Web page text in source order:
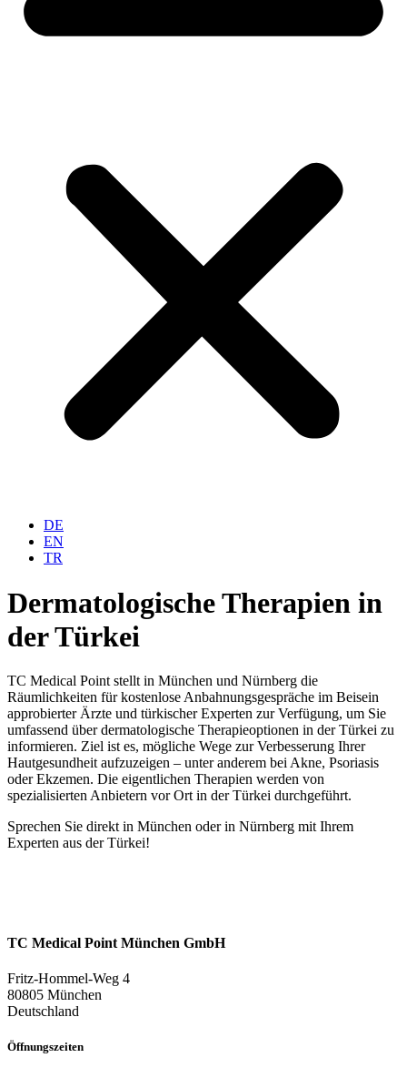
DE
EN
TR
Dermatologische Therapien in
der Türkei
TC Medical Point stellt in München und Nürnberg die
Räumlichkeiten für kostenlose Anbahnungsgespräche im Beisein
approbierter Ärzte und türkischer Experten zur Verfügung, um Sie
umfassend über dermatologische Therapieoptionen in der Türkei zu
informieren. Ziel ist es, mögliche Wege zur Verbesserung Ihrer
Hautgesundheit aufzuzeigen – unter anderem bei Akne, Psoriasis
oder Ekzemen. Die eigentlichen Therapien werden von
spezialisierten Anbietern vor Ort in der Türkei durchgeführt.
Sprechen Sie direkt in München oder in Nürnberg mit Ihrem
Experten aus der Türkei!
TC Medical Point München GmbH
Fritz-Hommel-Weg 4
80805 München
Deutschland
Öffnungszeiten